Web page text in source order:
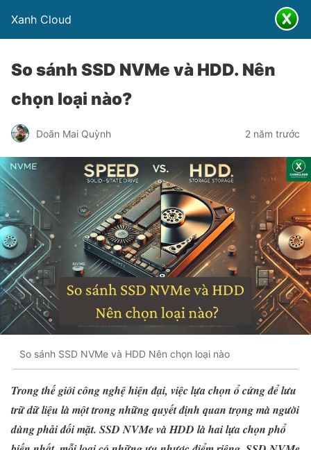
Xanh Cloud
So sánh SSD NVMe và HDD. Nên
chọn loại nào?
Doãn Mai Quỳnh 2 năm trước
So sánh SSD NVMe và HDD Nên chọn loại nào
Trong thế giới công nghệ hiện đại, việc lựa chọn ổ cứng để lưu
trữ dữ liệu là một trong những quyết định quan trọng mà người
dùng phải đối mặt. SSD NVMe và HDD là hai lựa chọn phổ